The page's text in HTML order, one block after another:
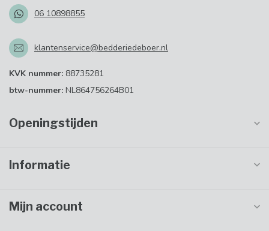
06 10898855
klantenservice@bedderiedeboer.nl
KVK nummer: 88735281
btw-nummer: NL864756264B01
Openingstijden
Informatie
Mijn account